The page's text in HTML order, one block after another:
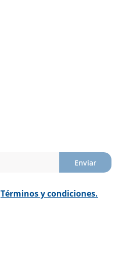
Enviar
Términos y condiciones.